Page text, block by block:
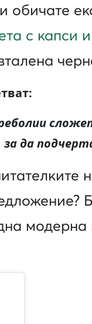
обичате
с капси
:
да